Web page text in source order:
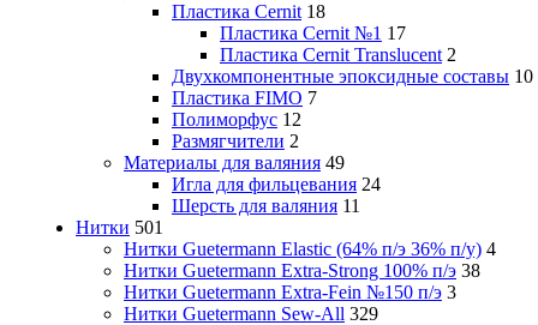
Пластика Cernit 18
Пластика Cernit №1 17
Пластика Cernit Translucent 2
Двухкомпонентные эпоксидные составы 10
Пластика FIMO 7
Полиморфус 12
Размягчители 2
Материалы для валяния 49
Игла для фильцевания 24
Шерсть для валяния 11
Нитки 501
Нитки Guetermann Elastic (64% п/э 36% п/у) 4
Нитки Guetermann Extra-Strong 100% п/э 38
Нитки Guetermann Extra-Fein №150 п/э 3
Нитки Guetermann Sew-All 329